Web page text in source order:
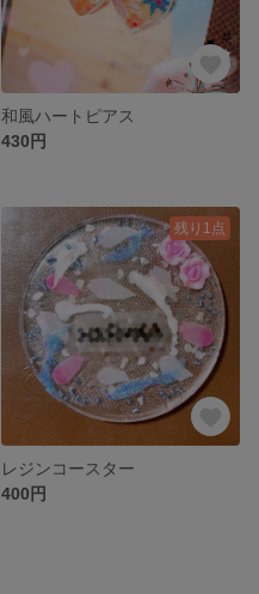
和風ハートピアス
430円
残り1点
レジンコースター
400円